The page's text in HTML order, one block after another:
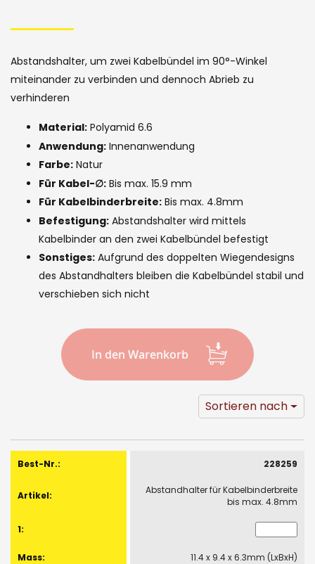
to
the
beginning
of
the
images
gallery
Abstandshalter, um zwei Kabelbündel im 90°-Winkel
miteinander zu verbinden und dennoch Abrieb zu
verhinderen
Material: Polyamid 6.6
Anwendung: Innenanwendung
Farbe: Natur
Für Kabel-∅: Bis max. 15.9 mm
Für Kabelbinderbreite: Bis max. 4.8mm
Befestigung: Abstandshalter wird mittels
Kabelbinder an den zwei Kabelbündel befestigt
Sonstiges: Aufgrund des doppelten Wiegendesigns
des Abstandhalters bleiben die Kabelbündel stabil und
verschieben sich nicht
In den Warenkorb
Sortieren nach
Gruppiert
Produkte
Artikel
228259
Abstandhalter für Kabelbinderbreite
bis max. 4.8mm
11.4 x 9.4 x 6.3mm (LxBxH)